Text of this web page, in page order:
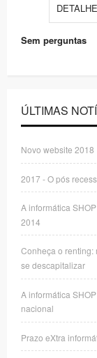
Sem perguntas
ÚLTIMAS
Novo website 2018
2017 - O pós
A informática
2014
Conheça o renting:
se descapitalizar
A informática
nacional
Prazo eXtra